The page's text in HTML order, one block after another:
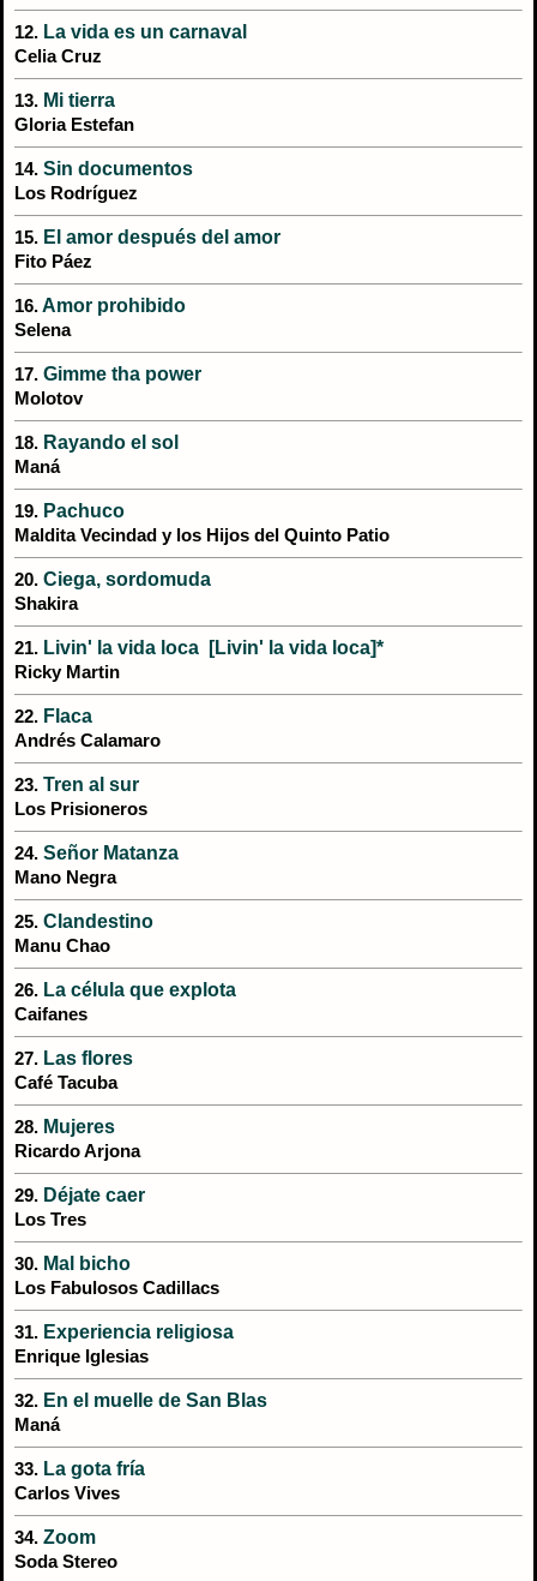
12. La vida es un carnaval
Celia Cruz
13. Mi tierra
Gloria Estefan
14. Sin documentos
Los Rodríguez
15. El amor después del amor
Fito Páez
16.Amor prohibido
Selena
17. Gimme tha power
Molotov
18. Rayando el sol
Maná
19. Pachuco
Maldita Vecindad y los Hijos del Quinto Patio
20. Ciega, sordomuda
Shakira
21. Livin' la vida loca [Livin' la vida loca]*
Ricky Martin
22. Flaca
Andrés Calamaro
23. Tren al sur
Los Prisioneros
24. Señor Matanza
Mano Negra
25. Clandestino
Manu Chao
26. La célula que explota
Caifanes
27. Las flores
Café Tacuba
28. Mujeres
Ricardo Arjona
29. Déjate caer
Los Tres
30. Mal bicho
Los Fabulosos Cadillacs
31. Experiencia religiosa
Enrique Iglesias
32. En el muelle de San Blas
Maná
33. La gota fría
Carlos Vives
34. Zoom
Soda Stereo